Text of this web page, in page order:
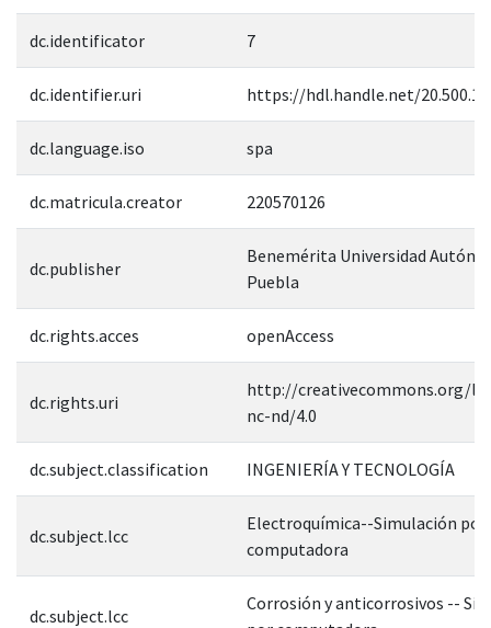
dc.identificator 7
dc.identifier.uri https://hdl.handle.net/
dc.language.iso spa
dc.matricula.creator 220570126
dc.publisher
Benemérita Universidad
Puebla
dc.rights.acces openAccess
dc.rights.uri
http://creativecommons.org/
nc-nd/4.0
dc.subject.classification INGENIERÍA Y TECNOLOGÍA
dc.subject.lcc
Electroquímica--Simulación por
computadora
dc.subject.lcc
Corrosión y anticorrosivos --